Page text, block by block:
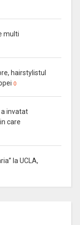
multi
hairstylistul
0
a invatat
care
la UCLA,